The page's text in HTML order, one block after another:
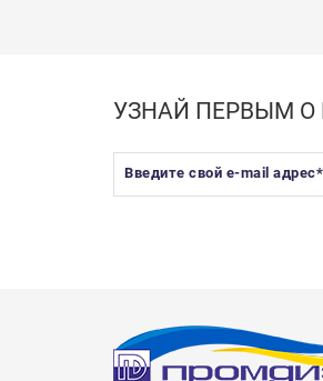
УЗНАЙ ПЕРВЫМ
Введите свой e-mail адрес*